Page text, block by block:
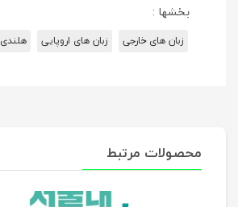
بخشها :
زبان های خارجی زبان های اروپایی هلندی
محصولات مرتبط